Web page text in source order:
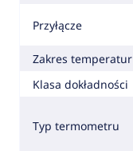
Przyłącze
Zakres temperatur
Klasa dokładności
Typ termometru